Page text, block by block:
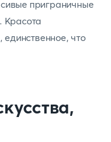
приграничные
Красота
что